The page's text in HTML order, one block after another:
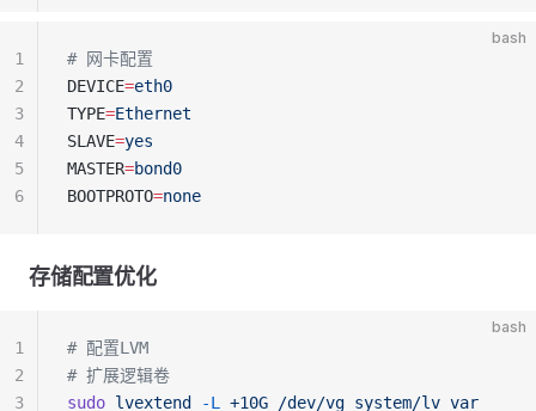
bash
# 网卡配置
DEVICE=eth0
TYPE=Ethernet
SLAVE=yes
MASTER=bond0
BOOTPROTO=none
1
2
3
4
5
6
存储配置优化
bash
# 配置LVM
# 扩展逻辑卷
sudo lvextend -L +10G /dev/vg_system/lv_var
1
2
3